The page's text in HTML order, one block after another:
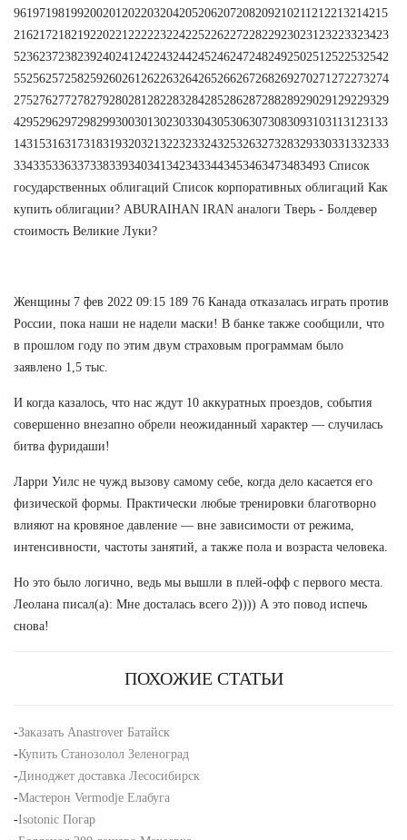
96197198199200201202203204205206207208209210211212213214215
21621721821922022122222322422522622722822923023123223323423
52362372382392402412422432442452462472482492502512522532542
55256257258259260261262263264265266267268269270271272273274
27527627727827928028128228328428528628728828929029129229329
42952962972982993003013023033043053063073083093103113123133
14315316317318319320321322323324325326327328329330331332333
3343353363373383393403413423433443453463473483493 Список
государственных облигаций Список корпоративных облигаций Как
купить облигации? ABURAIHAN IRAN аналоги Тверь - Болдевер
стоимость Великие Луки?
Женщины 7 фев 2022 09:15 189 76 Канада отказалась играть против
России, пока наши не надели маски! В банке также сообщили, что
в прошлом году по этим двум страховым программам было
заявлено 1,5 тыс.
И когда казалось, что нас ждут 10 аккуратных проездов, события
совершенно внезапно обрели неожиданный характер — случилась
битва фуридаши!
Ларри Уилс не чужд вызову самому себе, когда дело касается его
физической формы. Практически любые тренировки благотворно
влияют на кровяное давление — вне зависимости от режима,
интенсивности, частоты занятий, а также пола и возраста человека.
Но это было логично, ведь мы вышли в плей-офф с первого места.
Леолана писал(а): Мне досталась всего 2)))) А это повод испечь
снова!
ПОХОЖИЕ СТАТЬИ
-Заказать Anastrover Батайск
-Купить Станозолол Зеленоград
-Диноджет доставка Лесосибирск
-Мастерон Vermodje Елабуга
-Isotonic Погар